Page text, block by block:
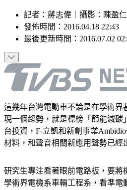
記者 ： 蔣志偉 攝影 ： 陳盈仁
發佈時間： 2016.04.18 22:43
最後更新時間： 2016.07.02
這幾年台灣電動車不論是在學術界
現一個趨勢，就是標榜「節能減碳
台投資，F-立凱和新創事業
材料，和聲音相關新應用聲勢已經
研究生專注看著眼前電路板，要將
學術界電機系車輛工程系，看準電